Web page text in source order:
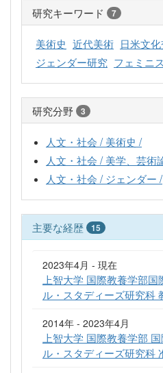
研究キーワード 7
美術史 近代美術 日米文
ジェンダー研究 フェミニ
研究分野 3
人文・社会 / 美術史 /
人文・社会 / 美学、芸術
人文・社会 / ジェンダー /
主要な経歴 15
2023年4月 - 現在
上智大学 国際教養学部
ル・スタディーズ研究科
2014年 - 2023年4月
上智大学 国際教養学部
ル・スタディーズ研究科